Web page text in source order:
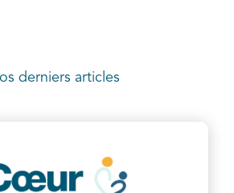
derniers articles